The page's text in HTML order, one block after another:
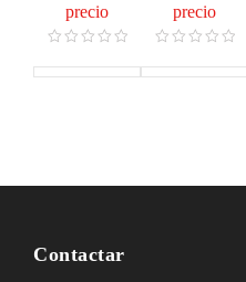
precio
precio
Contactar